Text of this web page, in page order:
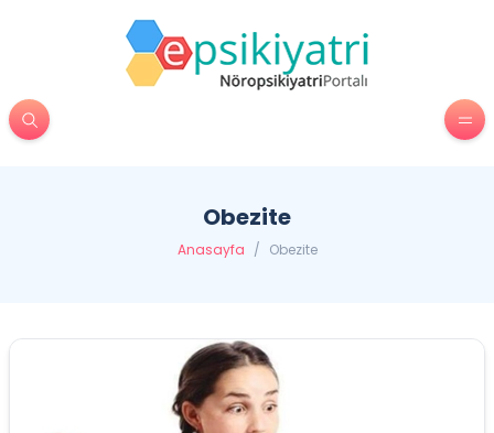
Obezite
Anasayfa / Obezite